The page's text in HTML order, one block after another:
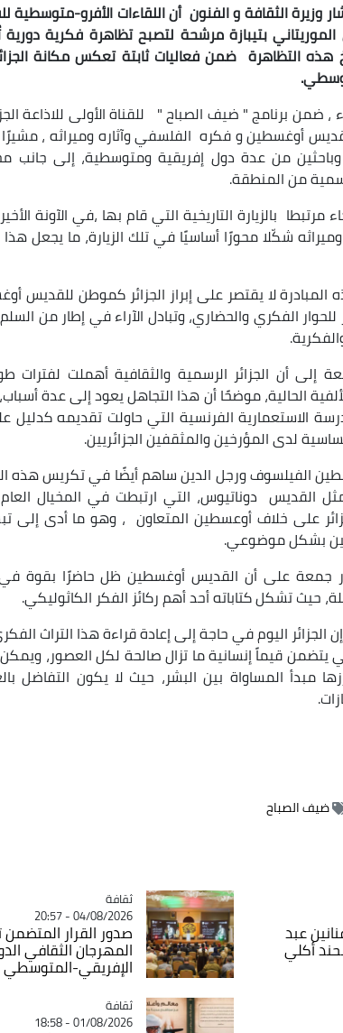
وزيرة الثقافة و الفنون أن اللقاءات الأفرو-متوسطية
الموريتاني بتيبازة مرشحة لتصبح تظاهرة فكرية
التظاهرة ضمن فعاليات ثابتة تعكس مكانة
ضمن برنامج " ضيف الصباح " للقناة الأولى للاذاعة
أوغسطين و فكره الفلسفي وآثاره وميراثه ،
من عدة دول إفريقية ومتوسطية، إلى جانب
من المنطقة.
بالزيارة التاريخية التي قام بها ،في الآونة
شكّلا محورًا أساسيًا في تلك الزيارة، ما يجعل هذا
لا يقتصر على إبراز الجزائر كموطن للقديس
الفكري والحضاري، وتبادل الآراء في إطار من
أن الجزائر الرسمية والثقافية أهملت لفترات
الحالية، موضحًا أن هذا التجاهل يعود إلى عدة
الاستعمارية الفرنسية التي حاولت تقديمه كدليل
لدى المؤرخين والمثقفين الجزائريين.
الفيلسوف ورجل الدين ساهم أيضًا في تكريس هذه
القديس دوناتيوس، التي ارتبطت في المخيال
على خلاف أوعسطين المتعاون ، وهو ما أدى
بشكل موضوعي.
جمعة على أن القديس أوغسطين ظل حاضرًا بقوة
حيث تشكل كتاباته أحد أهم ركائز الفكر الكاثوليكي.
اليوم في حاجة إلى إعادة قراءة هذا التراث
يتضمن قيماً إنسانية ما تزال صالحة لكل العصور،
مبدأ المساواة بين البشر، حيث لا يكون التفاضل
ضيف الصباح
عبد
أكلي
Catégorie
ثقافة
04/08/2026 - 20:57
صدور القرار
المهرجان الثقافي
الإفريقي-المتوسطي
Catégorie
ثقافة
01/08/2026 - 18:58